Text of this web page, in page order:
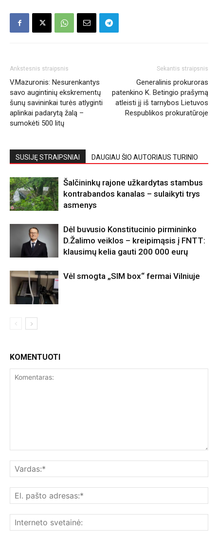
Ankstesnis straipsnis
V.Mazuronis: Nesurenkantys
savo augintinių ekskrementų
šunų savininkai turės atlyginti
aplinkai padarytą žalą –
sumokėti 500 litų
Sekantis straipsnis
Generalinis prokuroras
patenkino K. Betingio prašymą
atleisti jį iš tarnybos Lietuvos
Respublikos prokuratūroje
SUSIJĘ STRAIPSNIAI DAUGIAU ŠIO AUTORIAUS TURINIO
Šalčininkų rajone užkardytas stambus
kontrabandos kanalas – sulaikyti trys
asmenys
Dėl buvusio Konstitucinio pirmininko
D.Žalimo veiklos – kreipimąsis į FNTT:
klausimų kelia gauti 200 000 eurų
Vėl smogta „SIM box“ fermai Vilniuje
KOMENTUOTI